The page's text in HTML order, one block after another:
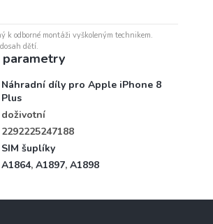
k odborné montáži vyškoleným technikem.
dětí.
Náhradní díly pro Apple iPhone 8
Plus
doživotní
2292225247188
SIM šuplíky
A1864, A1897, A1898